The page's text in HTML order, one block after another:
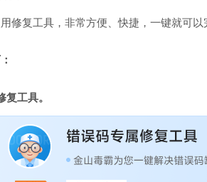
修复工具，非常方便、快捷，一键就可
复工具。